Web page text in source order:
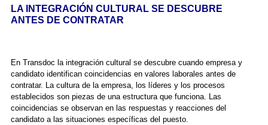
LA INTEGRACIÓN CULTURAL SE DESCUBRE
ANTES DE CONTRATAR
En Transdoc la integración cultural se descubre cuando empresa y
candidato identifican coincidencias en valores laborales antes de
contratar. La cultura de la empresa, los líderes y los procesos
establecidos son piezas de una estructura que funciona. Las
coincidencias se observan en las respuestas y reacciones del
candidato a las situaciones específicas del puesto.